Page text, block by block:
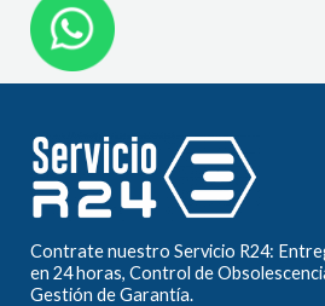
Contrate nuestro Servicio R24:
en 24 horas, Control de
Gestión de Garantía.